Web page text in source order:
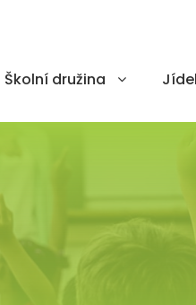
Školní družina